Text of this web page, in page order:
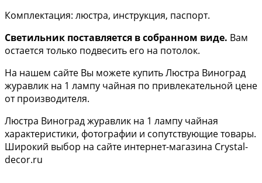
Комплектация: люстра, инструкция, паспорт.
Светильник поставляется в собранном виде. Вам
остается только подвесить его на потолок.
На нашем сайте Вы можете купить Люстра Виноград
журавлик на 1 лампу чайная по привлекательной цене
от производителя.
Люстра Виноград журавлик на 1 лампу чайная
характеристики, фотографии и сопутствующие товары.
Широкий выбор на сайте интернет-магазина Crystal-
decor.ru